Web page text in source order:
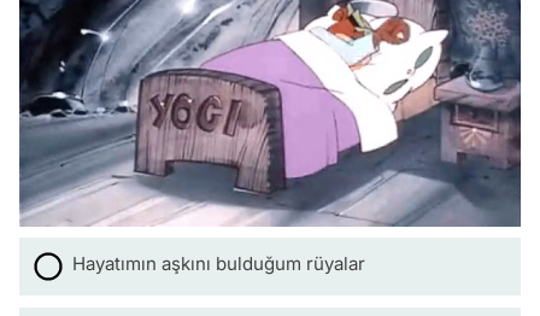
Hayatımın aşkını bulduğum rüyalar